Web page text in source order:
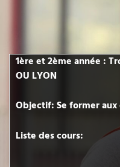
1ère et 2ème année :
OU LYON
Objectif: Se former
Liste des cours: